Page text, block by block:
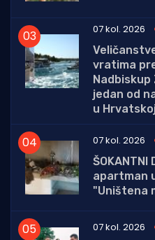
07 kol. 2026
vratima
jedan od
u
07 kol. 2026
ŠOKANTNI
apartman
"Uništena
07 kol. 2026